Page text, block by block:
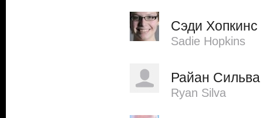
Сэди Хопкинс
Sadie Hopkins
Райан Сильва
Ryan Silva